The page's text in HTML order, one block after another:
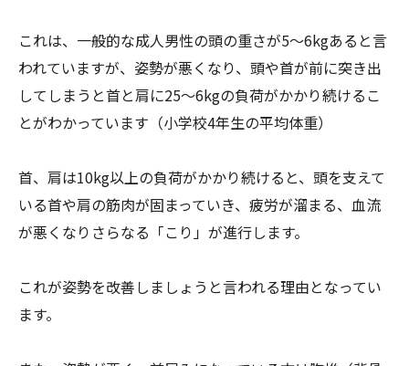
これは、一般的な成人男性の頭の重さが5〜6kgあると言
われていますが、姿勢が悪くなり、 頭や首が前に突き出
してしまうと首と肩に25〜6kgの負荷がかかり続けるこ
とがわかっています（小学校4年生の平均体重）
首、肩は10kg以上の負荷がかかり続けると、 頭を支えて
いる首や肩の筋肉が固まっていき、疲労が溜まる、 血流
が悪くなりさらなる「こり」が進行します。
これが姿勢を改善しましょうと言われる理由となってい
ます。